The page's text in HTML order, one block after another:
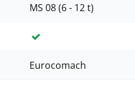
MS 08 (6 - 12 t)
Ja
Eurocomach